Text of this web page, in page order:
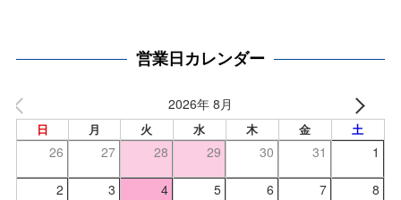
営業日カレンダー
2026年 8月
日 月 火 水 木 金 土
26 27 28 29 30 31 1
2 3 4 5 6 7 8